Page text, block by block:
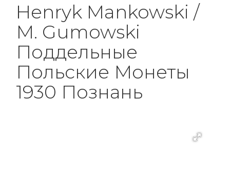
Henryk Mankowski /
М. Gumowski
Поддельные
Польские Монеты
1930 Познань